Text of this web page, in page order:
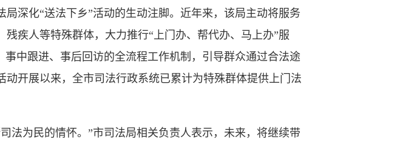
化“送法下乡”活动的生动注脚。近年来，该局主动将服务
疾人等特殊群体，大力推行“上门办、帮代办、马上办”服
中跟进、事后回访的全流程工作机制，引导群众通过合法途
开展以来，全市司法行政系统已累计为特殊群体提供上门法
为民的情怀。”市司法局相关负责人表示，未来，将继续带